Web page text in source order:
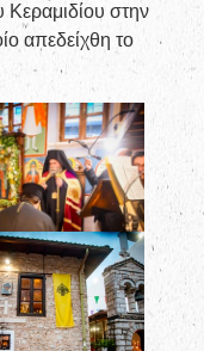
Κεραμιδίου στην
απεδείχθη το